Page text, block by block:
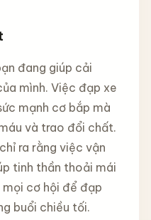
đang giúp cải
mình. Việc đạp xe
mạnh cơ bắp mà
và trao đổi chất.
ra rằng việc vận
tinh thần thoải mái
mọi cơ hội để đạp
buổi chiều tối.